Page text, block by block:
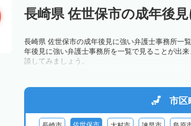
長崎県 佐世保市の成年後
長崎県 佐世保市の成年後見に強い弁護士事務所一
年後見に強い弁護士事務所を一覧で見ることが出
談してみましょう。
市区